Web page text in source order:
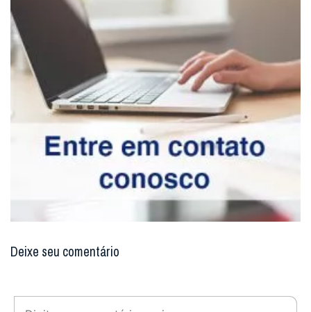
Deixe seu comentário